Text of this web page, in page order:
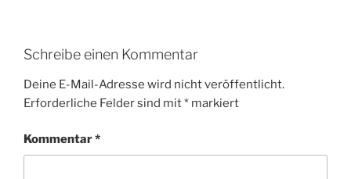
Schreibe einen Kommentar
Deine E-Mail-Adresse wird nicht veröffentlicht.
Erforderliche Felder sind mit* markiert
Kommentar*